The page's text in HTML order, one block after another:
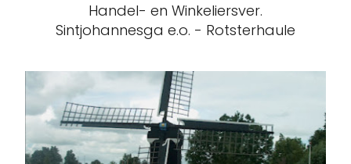
Handel- en Winkeliersver.
Sintjohannesga e.o. - Rotsterhaule